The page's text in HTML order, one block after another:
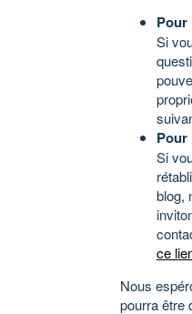
Pour
Si
Pour
Si
blog,
ce
Nous
pourra être